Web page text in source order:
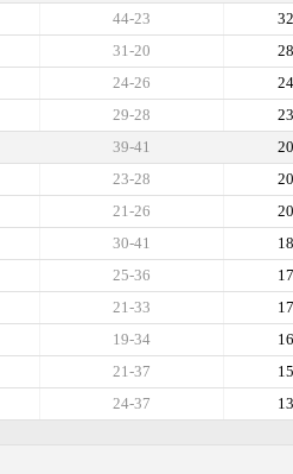
32
44-23
28
31-20
24
24-26
23
29-28
20
39-41
20
23-28
20
21-26
18
30-41
17
25-36
17
21-33
16
19-34
15
21-37
13
24-37